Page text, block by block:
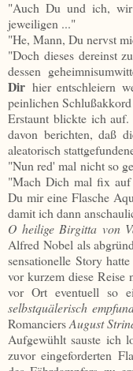
"Auch Du und ich,
jeweiligen ..."
"He, Mann, Du nervst
"Doch dieses dereinst
dessen
Dir hier entschleiern
peinlichen
Erstaunt blickte ich auf.
davon berichten, daß
aleatorisch
"Nun red' mal nicht so
"Mach Dich mal fix auf
Du mir eine Flasche
damit ich dann
O heilige Birgitta von
Alfred Nobel als
sensationelle Story
vor kurzem diese Reise
vor Ort eventuell so
selbstquälerisch
RomanciersAugust
Aufgewühlt sauste ich
zuvor eingeforderten